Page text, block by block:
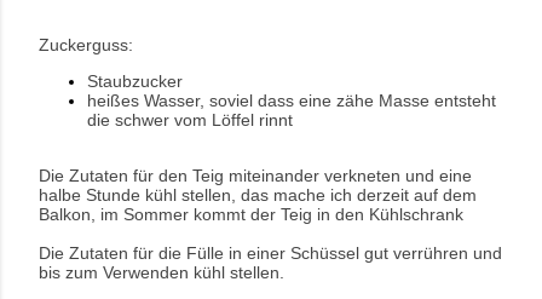
Zuckerguss:
Staubzucker
heißes Wasser, soviel dass eine zähe Masse entsteht
die schwer vom Löffel rinnt
Die Zutaten für den Teig miteinander verkneten und eine
halbe Stunde kühl stellen, das mache ich derzeit auf dem
Balkon, im Sommer kommt der Teig in den Kühlschrank
Die Zutaten für die Fülle in einer Schüssel gut verrühren und
bis zum Verwenden kühl stellen.